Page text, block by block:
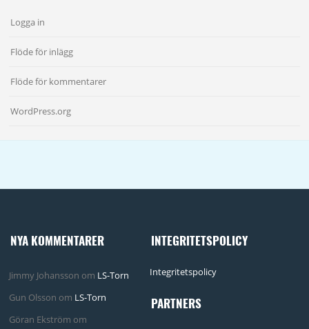
Logga in
Flöde för inlägg
Flöde för kommentarer
WordPress.org
NYA KOMMENTARER
Jimmy Johansson om LS-Torn
Gun Olsson om LS-Torn
Göran Ekström om
INTEGRITETSPOLICY
Integritetspolicy
PARTNERS